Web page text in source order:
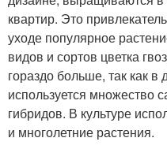
квартир. Это
уходе популярное
видов и сортов цветка
гораздо больше, так как
используется множество
гибридов. В культуре
и многолетние растения.